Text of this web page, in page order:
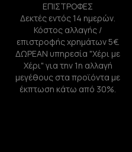
ΕΠΙΣΤΡΟΦΕΣ
Δεκτές εντός 14 ημερών.
Κόστος αλλαγής /
επιστροφής χρημάτων 5€.
ΔΩΡΕΑΝ υπηρεσία "Χέρι με
Χέρι" για την 1η αλλαγή
μεγέθους στα προϊόντα με
έκπτωση κάτω από 30%.